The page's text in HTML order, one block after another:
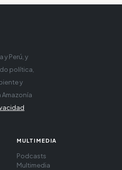
y Perú, y
política,
y
Amazonía
MULTIMEDIA
Podcasts
Multimedia